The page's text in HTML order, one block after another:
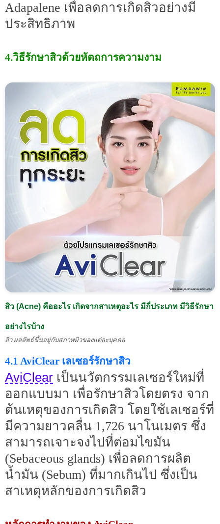
Adapalene เพื่อลดการเกิดสิวอย่างมี
ประสิทธิภาพ
4.วิธีรักษาสิวด้วยหัตถการความงาม
สิว (Acne) คืออะไร เกิดจากสาเหตุอะไร มีกี่ประเภท มีวิธีรักษา
อย่างไรบ้าง
สิว ผลลัพธ์ขึ้นอยู่กับสภาพผิวของแต่ละบุคคล
4.1 AviClear เลเซอร์รักษาสิว
AviClear เป็นนวัตกรรมเลเซอร์ใหม่ที่
ออกแบบมา เพื่อรักษาสิวโดยตรง จาก
ต้นเหตุของการเกิดสิว โดยใช้เลเซอร์ที่
มีความยาวคลื่น 1,726 นาโนเมตร ซึ่ง
สามารถเจาะจงไปที่ต่อมไขมัน
(Sebaceous glands) เพื่อลดการผลิต
น้ำมัน (Sebum) ที่มากเกินไป ซึ่งเป็น
สาเหตุหลักของการเกิดสิว